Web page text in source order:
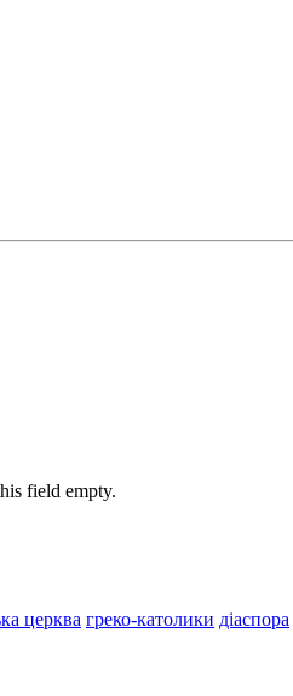
field empty.
церква греко-католики діаспора